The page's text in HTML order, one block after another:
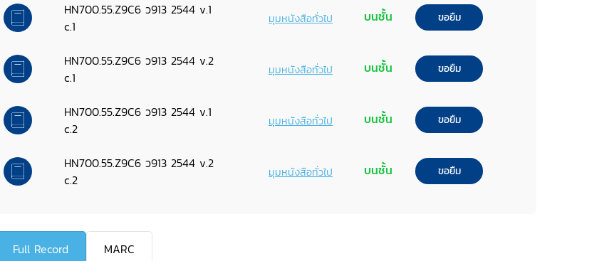
HN700.55.Z9C6 ว913 2544 v.1
c.1
มุมหนังสือทั่วไป บนชั้น ขอยืม
HN700.55.Z9C6 ว913 2544 v.2
c.1
มุมหนังสือทั่วไป บนชั้น ขอยืม
HN700.55.Z9C6 ว913 2544 v.1
c.2
มุมหนังสือทั่วไป บนชั้น ขอยืม
HN700.55.Z9C6 ว913 2544 v.2
c.2
มุมหนังสือทั่วไป บนชั้น ขอยืม
Full Record MARC